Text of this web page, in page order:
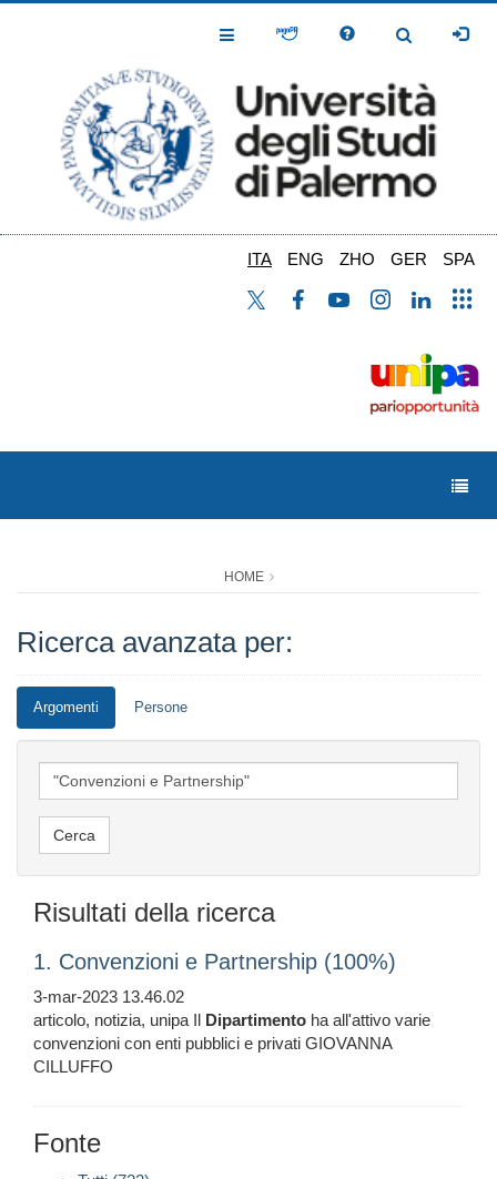
Toggle
Toggle
ITA ENG ZHO GER SPA
HOME
Ricerca avanzata per:
Argomenti Persone
Risultati della ricerca
1. Convenzioni e Partnership (100%)
3-mar-2023 13.46.02
articolo, notizia, unipa Il Dipartimento ha all'attivo varie
convenzioni con enti pubblici e privati GIOVANNA
CILLUFFO
Fonte